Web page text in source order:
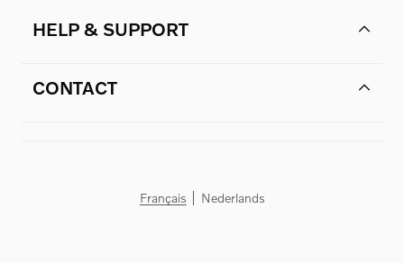
HELP & SUPPORT
CONTACT
Français Nederlands